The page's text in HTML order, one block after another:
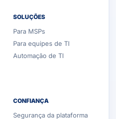
SOLUÇÕES
Para MSPs
Para equipes de TI
Automação de TI
CONFIANÇA
Segurança da plataforma